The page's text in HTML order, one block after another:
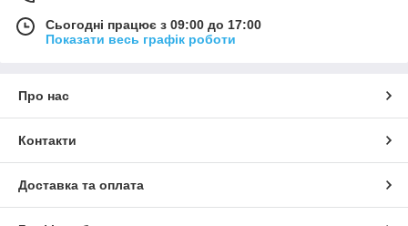
Сьогодні працює з 09:00 до 17:00
Показати весь графік роботи
Про нас
Контакти
Доставка та оплата